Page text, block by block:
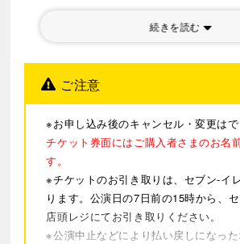
続きを読む
す。フラッシュの使用は禁止とさせて
※詳細は公式サイトをご確認ください。
ご注意
※お申し込み後のキャンセル・変更はで
チケット券面にはご購入者さまのお名
す。
※チケットのお引き取りは、セブン-イ
ります。公演日の7日前の15時から、
店頭レジにてお引き取りください。
※公演中止などにより払い戻しになっ